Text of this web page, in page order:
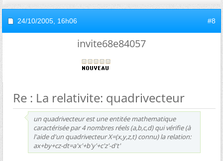
24/10/2005, 16h06 #8
invite68e84057
Re : La relativite: quadrivecteur
un quadrivecteur est une entitée mathematique
caractérisée par 4 nombres réels (a,b,c,d) qui vérifie (à
l'aide d'un quadrivecteur X=(x,y,z,t) connu) la relation:
ax+by+cz-dt=a'x'+b'y'+c'z'-d't'